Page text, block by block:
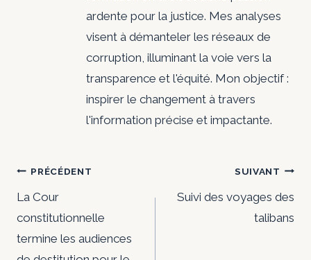
ardente pour la justice. Mes analyses
visent à démanteler les réseaux de
corruption, illuminant la voie vers la
transparence et l'équité. Mon objectif :
inspirer le changement à travers
l'information précise et impactante.
Navigation
de
l’article
PRÉCÉDENT
La Cour
constitutionnelle
termine les audiences
SUIVANT
Suivi des voyages des
talibans